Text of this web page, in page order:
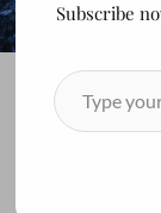
Subscribe